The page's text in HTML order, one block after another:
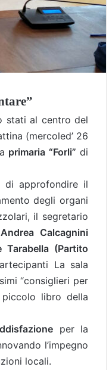
stati al centro del
(mercoled’ 26
primaria “Forli” di
di approfondire il
degli organi
il segretario
Andrea Calcagnini
Tarabella (Partito
La sala
“consiglieri per
libro della
per la
l’impegno
locali.